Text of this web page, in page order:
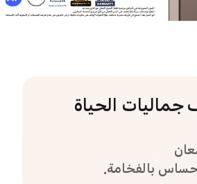
جماليات الحياة
بالفخامة.